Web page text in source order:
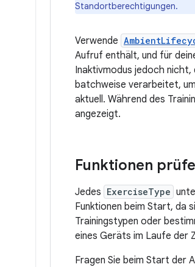
Standortberechtigungen.
Verwende
Aufruf enthält, und für
Inaktivmodus jedoch nicht,
batchweise verarbeitet,
aktuell. Während des
angezeigt.
Funktionen
Jedes ExerciseType
Funktionen beim Start, da
Trainingstypen oder
eines Geräts im Laufe der
Fragen Sie beim Start der